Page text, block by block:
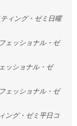
ィング・ゼミ日曜
ッショナル・ゼ
ッショナル・ゼ
ェッショナル・ゼ
ング・ゼミ平日コ